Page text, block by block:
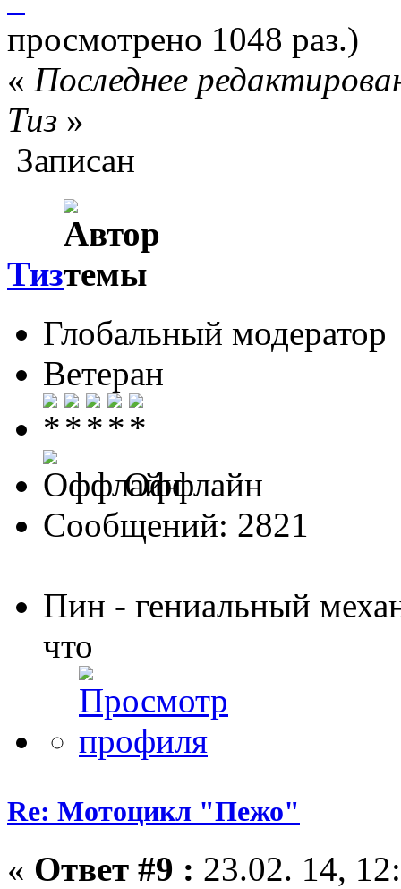
просмотрено 1048 раз.)
« Последнее
Тиз »
Записан
Тиз
Глобальный модератор
Ветеран
Оффлайн
Сообщений: 2821
Пин - гениальный
что
Re: Мотоцикл "Пежо"
« Ответ #9 : 23.02. 14,